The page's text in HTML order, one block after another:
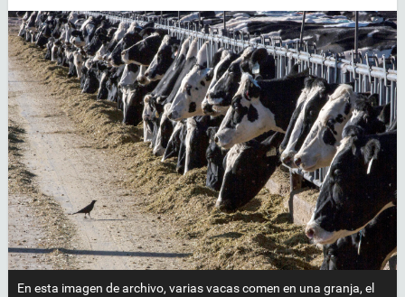
En esta imagen de archivo, varias vacas comen en una granja, el